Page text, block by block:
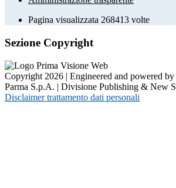
Pagina visualizzata 268413 volte
Sezione Copyright
Copyright 2026 | Engineered and powered
Parma S.p.A. | Divisione Publishing & New
Disclaimer trattamento dati personali